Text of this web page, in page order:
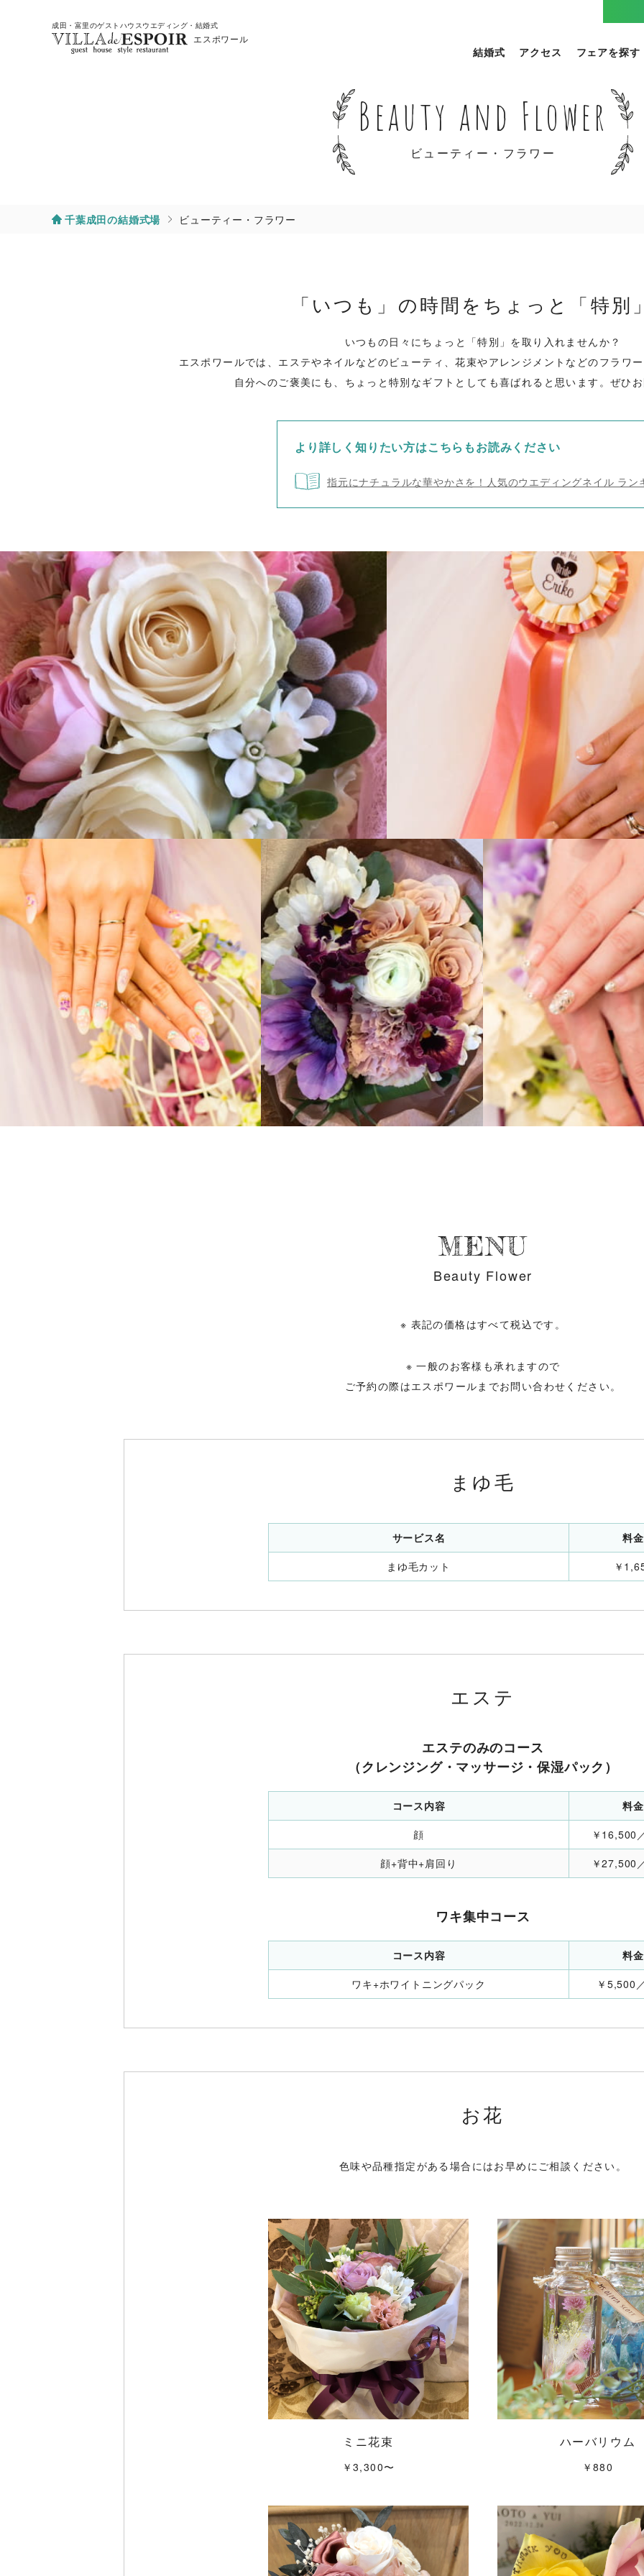
成田・富里のゲストハウスウエディング・結婚式
エスポワール
結婚式 アクセス フェアを探す
Beauty and Flower
ビューティー・フラワー
千葉成田の結婚式場 ビューティー・フラワー
「いつも」の時間を ちょっと「特別
いつもの日々にちょっと「特別」を取り入れませんか？
エスポワールでは、エステやネイルなどのビューティ、花束やアレンジメントなどのフラワ
自分へのご褒美にも、ちょっと特別なギフトとしても喜ばれると思います。ぜひ
より詳しく知りたい方はこちらもお読みください
指元にナチュラルな華やかさを！人気のウエディングネイル ラン
MENU
Beauty Flower
※ 表記の価格はすべて税込です。
※ 一般のお客様も承れますので
ご予約の際はエスポワールまでお問い合わせください。
まゆ毛
サービス名
料金
まゆ毛カット
￥
エステ
エステのみのコース
（クレンジング・マッサージ・保湿パック）
コース内容
料金
顔
￥16,500
顔+背中+肩回り
￥27,500
ワキ集中コース
コース内容
料金
ワキ+ホワイトニングパック
￥5,500
お花
色味や品種指定がある場合にはお早めにご相談ください。
ミニ花束
￥3,300〜
ハーバリウム
￥880